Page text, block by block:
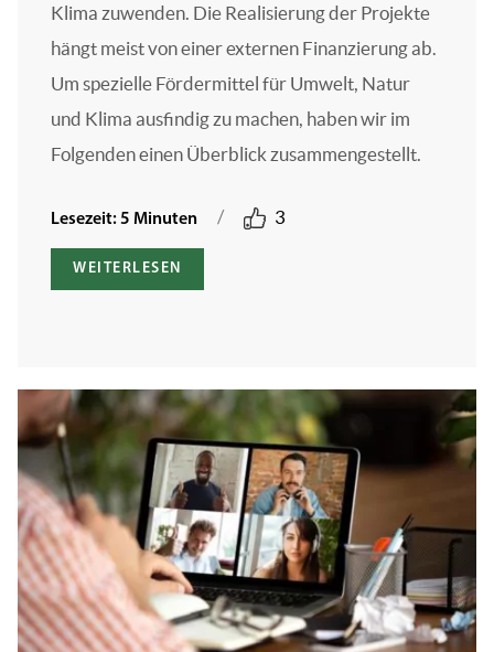
Klima zuwenden. Die Realisierung der Projekte
hängt meist von einer externen Finanzierung ab.
Um spezielle Fördermittel für Umwelt, Natur
und Klima ausfindig zu machen, haben wir im
Folgenden einen Überblick zusammengestellt.
Lesezeit: 5 Minuten / 3
WEITERLESEN